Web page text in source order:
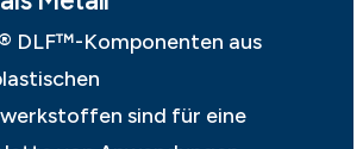
DLF™-Komponenten aus
sind für eine